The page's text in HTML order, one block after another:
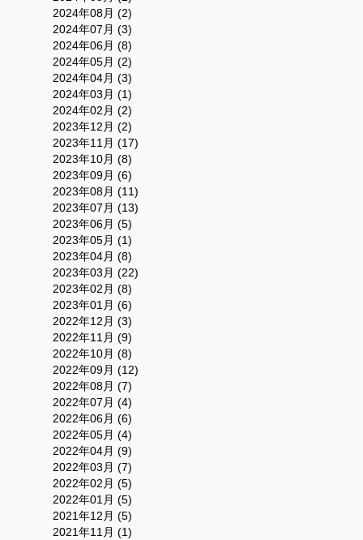
2024年08月 (2)
2024年07月 (3)
2024年06月 (8)
2024年05月 (2)
2024年04月 (3)
2024年03月 (1)
2024年02月 (2)
2023年12月 (2)
2023年11月 (17)
2023年10月 (8)
2023年09月 (6)
2023年08月 (11)
2023年07月 (13)
2023年06月 (5)
2023年05月 (1)
2023年04月 (8)
2023年03月 (22)
2023年02月 (8)
2023年01月 (6)
2022年12月 (3)
2022年11月 (9)
2022年10月 (8)
2022年09月 (12)
2022年08月 (7)
2022年07月 (4)
2022年06月 (6)
2022年05月 (4)
2022年04月 (9)
2022年03月 (7)
2022年02月 (5)
2022年01月 (5)
2021年12月 (5)
2021年11月 (1)